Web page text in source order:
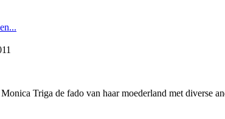
Triga de fado van haar moederland met